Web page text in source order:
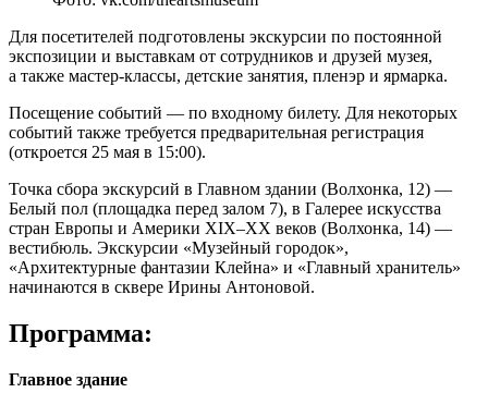
Для посетителей подготовлены экскурсии по постоянной
экспозиции и выставкам от сотрудников и друзей музея,
а также мастер-классы, детские занятия, пленэр и ярмарка.
Посещение событий — по входному билету. Для некоторых
событий также требуется предварительная регистрация
(откроется 25 мая в 15:00).
Точка сбора экскурсий в Главном здании (Волхонка, 12) —
Белый пол (площадка перед залом 7), в Галерее искусства
стран Европы и Америки XIX–XX веков (Волхонка, 14) —
вестибюль. Экскурсии «Музейный городок»,
«Архитектурные фантазии Клейна» и «Главный хранитель»
начинаются в сквере Ирины Антоновой.
Программа:
Главное здание